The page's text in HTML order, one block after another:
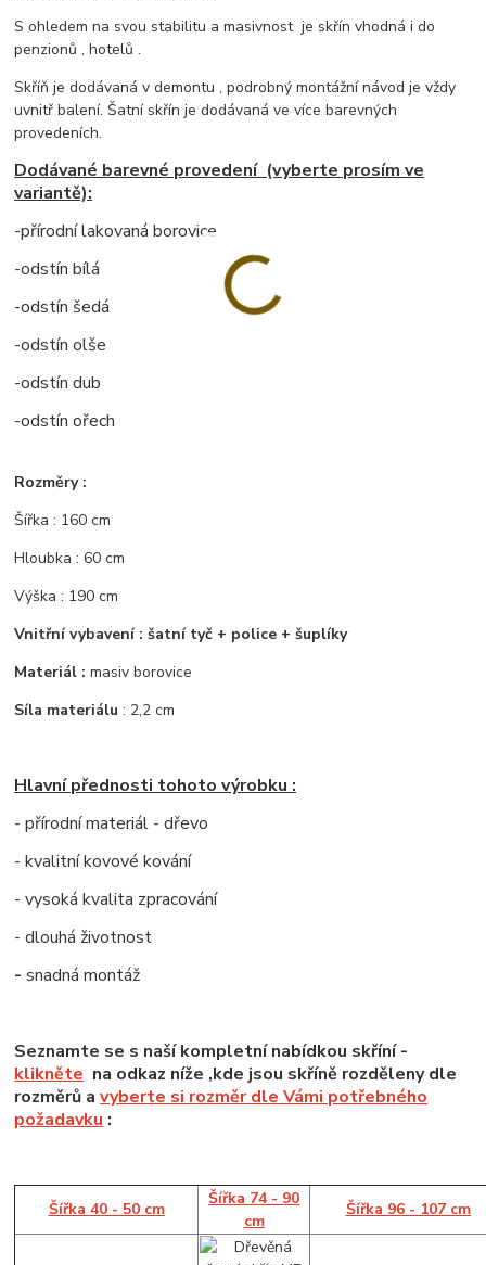
S ohledem na svou stabilitu a masivnost je skřín vhodná i do
penzionů , hotelů .
Skříň je dodávaná v demontu , podrobný montážní návod je vždy
uvnitř balení. Šatní skřín je dodávaná ve více barevných
provedeních.
Dodávané barevné provedení (vyberte prosím ve
variantě):
-přírodní lakovaná borovice
-odstín bílá
-odstín šedá
-odstín olše
-odstín dub
-odstín ořech
Rozměry :
Šířka : 160 cm
Hloubka : 60 cm
Výška : 190 cm
Vnitřní vybavení : šatní tyč + police + šuplíky
Materiál : masiv borovice
Síla materiálu : 2,2 cm
Hlavní přednosti tohoto výrobku :
- přírodní materiál - dřevo
- kvalitní kovové kování
- vysoká kvalita zpracování
- dlouhá životnost
-snadná montáž
Seznamte se s naší kompletní nabídkou skříní -
klikněte na odkaz níže ,kde jsou skříně rozděleny dle
rozměrů avyberte si rozměr dle Vámi potřebného
požadavku :
Šířka 40 - 50 cm
Šířka 74 - 90
cm
Šířka 96 - 107 cm